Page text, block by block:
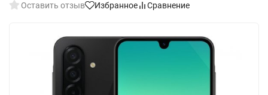
Оставить отзыв Избранное Сравнение